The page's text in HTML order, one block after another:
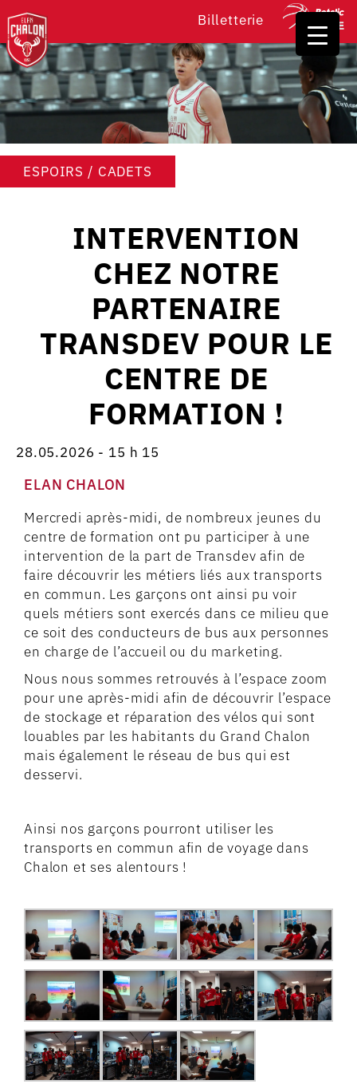
Billetterie
ESPOIRS / CADETS
INTERVENTION
CHEZ NOTRE
PARTENAIRE
TRANSDEV POUR LE
CENTRE DE
FORMATION !
28.05.2026 - 15 h 15
ELAN CHALON
Mercredi après-midi, de nombreux jeunes du
centre de formation ont pu participer à une
intervention de la part de Transdev afin de
faire découvrir les métiers liés aux transports
en commun. Les garçons ont ainsi pu voir
quels métiers sont exercés dans ce milieu que
ce soit des conducteurs de bus aux personnes
en charge de l’accueil ou du marketing.
Nous nous sommes retrouvés à l’espace zoom
pour une après-midi afin de découvrir l’espace
de stockage et réparation des vélos qui sont
louables par les habitants du Grand Chalon
mais également le réseau de bus qui est
desservi.
Ainsi nos garçons pourront utiliser les
transports en commun afin de voyage dans
Chalon et ses alentours !